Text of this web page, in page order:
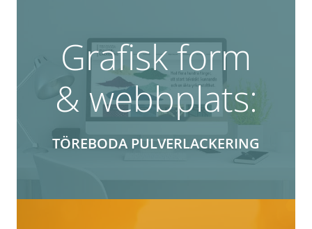
Grafisk form
& webbplats:
TÖREBODA PULVERLACKERING